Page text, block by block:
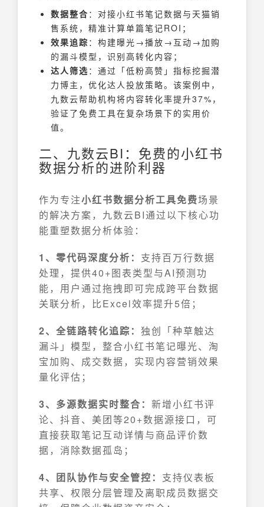
数据整合 ：对接小红书笔记数据与天猫销
售系统，精准计算单篇笔记ROI；
效果追踪 ：构建曝光→播放→互动→加购
的漏斗模型，识别高转化内容；
达人筛选 ：通过「低粉高赞」指标挖掘潜
力博主，优化达人投放策略。该案例中，
九数云帮助机构将内容转化率提升37%，
验证了免费工具在复杂场景下的实用价
值。
二、九数云BI：免费的小红书
数据分析的进阶利器
作为专注小红书数据分析工具免费场景
的解决方案，九数云BI通过以下核心功
能重塑数据分析体验：
1、零代码深度分析： 支持百万行数据
处理，提供40+图表类型与AI预测功
能，用户通过拖拽即可完成跨平台数据
关联分析，比Excel效率提升5倍；
2、全链路转化追踪： 独创「种草触达
漏斗」模型，整合小红书笔记曝光、淘
宝加购、成交数据，实现内容营销效果
量化评估；
3、多源数据实时整合： 新增小红书评
论、抖音、美团等20+数据源接口，可
直接获取笔记互动详情与商品评价数
据，消除数据孤岛；
4、团队协作与安全管控： 支持仪表板
共享、权限分层管理及离职成员数据交